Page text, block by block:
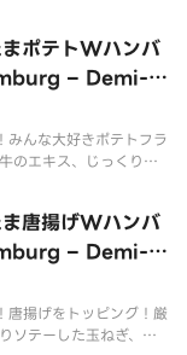
バーグ130g×2個。ご
ポテトWハンバ
– Demi-gl
】
んな大好きポテトフラ
のエキス、じっくりソ
◎ハンバーグ130g×2
唐揚げWハンバ
– Demi-gl
Chicken】
唐揚げをトッピング！厳
ソテーした玉ねぎ、さ